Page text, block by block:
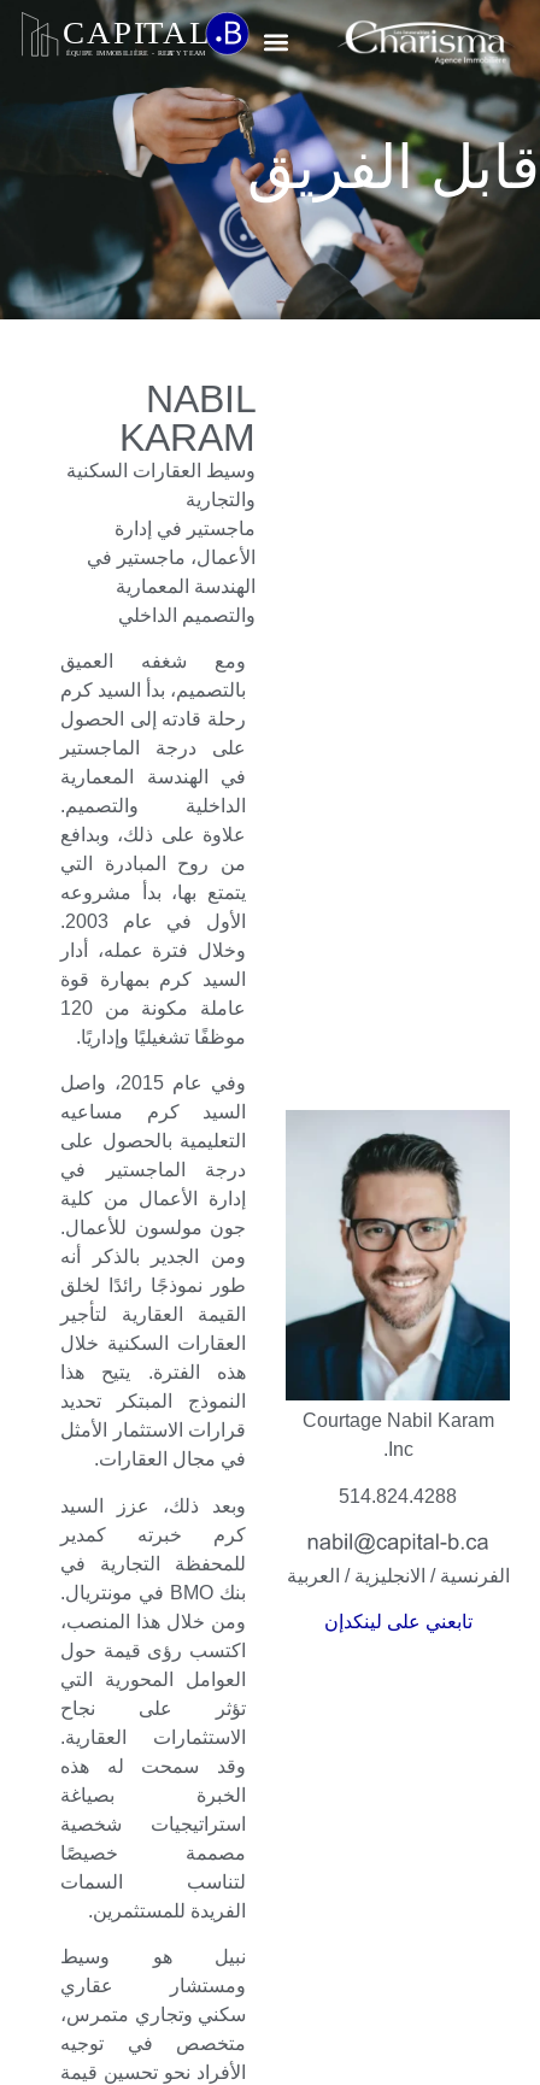
قابل الفريق
Courtage Nabil Karam
Inc.
514.824.4288
الفرنسية / الانجليزية / العربية
تابعني على لينكدإن
NABIL
KARAM
وسيط العقارات السكنية
والتجارية
ماجستير في إدارة
الأعمال، ماجستير في
الهندسة المعمارية
والتصميم الداخلي
ومع شغفه العميق
بالتصميم، بدأ السيد كرم
رحلة قادته إلى الحصول
على درجة الماجستير
في الهندسة المعمارية
الداخلية والتصميم.
علاوة على ذلك، وبدافع
من روح المبادرة التي
يتمتع بها، بدأ مشروعه
الأول في عام 2003.
وخلال فترة عمله، أدار
السيد كرم بمهارة قوة
عاملة مكونة من 120
موظفًا تشغيليًا وإداريًا.
وفي عام 2015، واصل
السيد كرم مساعيه
التعليمية بالحصول على
درجة الماجستير في
إدارة الأعمال من كلية
جون مولسون للأعمال.
ومن الجدير بالذكر أنه
طور نموذجًا رائدًا لخلق
القيمة العقارية لتأجير
العقارات السكنية خلال
هذه الفترة. يتيح هذا
النموذج المبتكر تحديد
قرارات الاستثمار الأمثل
في مجال العقارات.
وبعد ذلك، عزز السيد
كرم خبرته كمدير
للمحفظة التجارية في
بنك BMO في مونتريال.
ومن خلال هذا المنصب،
اكتسب رؤى قيمة حول
العوامل المحورية التي
تؤثر على نجاح
الاستثمارات العقارية.
وقد سمحت له هذه
الخبرة بصياغة
استراتيجيات شخصية
مصممة خصيصًا
لتناسب السمات
الفريدة للمستثمرين.
نبيل هو وسيط
ومستشار عقاري
سكني وتجاري متمرس،
متخصص في توجيه
الأفراد نحو تحسين قيمة